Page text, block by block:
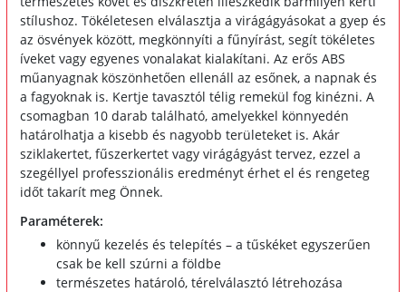
stílushoz. Tökéletesen elválasztja a virágágyásokat a gyep és
az ösvények között, megkönnyíti a fűnyírást, segít tökéletes
íveket vagy egyenes vonalakat kialakítani. Az erős ABS
műanyagnak köszönhetően ellenáll az esőnek, a napnak és
a fagyoknak is. Kertje tavasztól télig remekül fog kinézni. A
csomagban 10 darab található, amelyekkel könnyedén
határolhatja a kisebb és nagyobb területeket is. Akár
sziklakertet, fűszerkertet vagy virágágyást tervez, ezzel a
szegéllyel professzionális eredményt érhet el és rengeteg
időt takarít meg Önnek.
Paraméterek:
könnyű kezelés és telepítés – a tűskéket egyszerűen
csak be kell szúrni a földbe
természetes határoló, térelválasztó létrehozása